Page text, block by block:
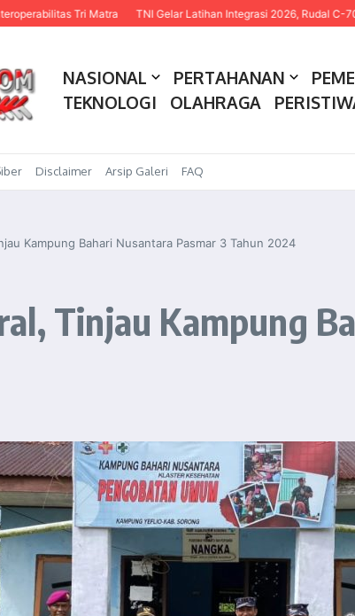
Tri Matra TNI Gelar Latihan Integrasi 2026, Rudal C-705
NASIONAL PERTAHANAN
TEKNOLOGI
OLAHRAGA
Disclaimer Arsip Galeri FAQ
Kampung Bahari Nusantara Pasmar 3 Tahun 2024
Tinjau Kampung